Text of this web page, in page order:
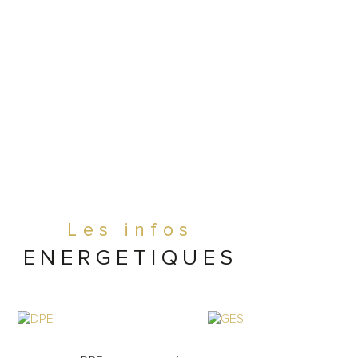
inclus
Les infos
ENERGETIQUES